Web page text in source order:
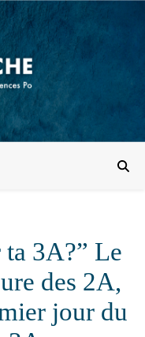
ta 3A?” Le
des 2A,
jour du